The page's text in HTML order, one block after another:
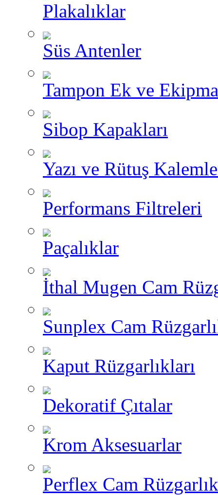
Plakalıklar
Süs Antenler
Tampon Ek ve
Sibop Kapakları
Yazı ve Rütuş
Performans Filtreleri
Paçalıklar
İthal Mugen Cam
Sunplex Cam
Kaput Rüzgarlıkları
Dekoratif Çıtalar
Krom Aksesuarlar
Perflex Cam